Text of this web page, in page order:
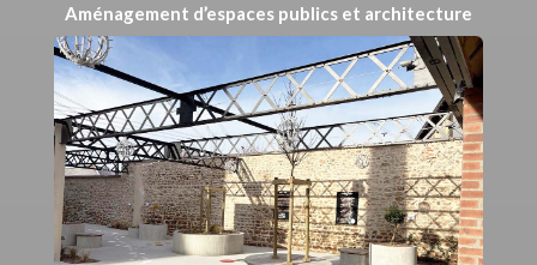
Aménagement d’espaces publics et architecture